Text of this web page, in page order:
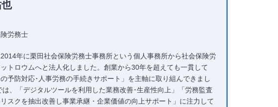
労務士
年に栗田社会保険労務士事務所という個人事務所から社会保険労
トロウムへと法人化しました。創業から30年を超えても一貫して
の予防対応･人事労務の手続きサポート」を主軸に取り組んできまし
は、「デジタルツールを利用した業務改善･生産性向上」「労務監査
スクを抽出改善し事業承継・企業価値の向上サポート」に注力して